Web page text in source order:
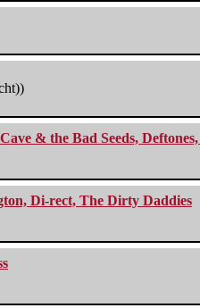
& the Bad Seeds,
Di-rect, The Dirty Daddies